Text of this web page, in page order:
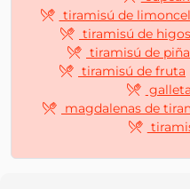
tiramisú de
tiramisú de higos
tiramisú de piña
tiramisú de fruta
magdalenas de